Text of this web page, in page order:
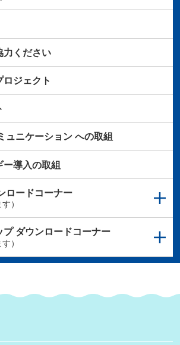
力ください
ロジェクト
ュニケーションへの取組
導入の取組
ロードコーナー
）
プダウンロードコーナー
）